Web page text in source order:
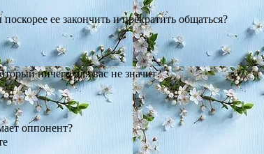
ее закончить и прекратить общаться?
ничего для вас не значит?
оппонент?